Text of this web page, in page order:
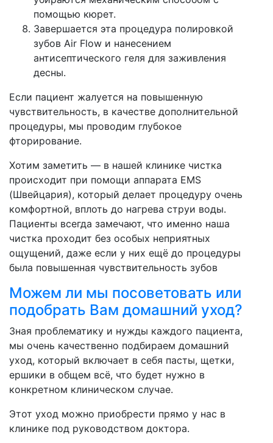
помощью кюрет.
Завершается эта процедура полировкой
зубов Air Flow и нанесением
антисептического геля для заживления
десны.
Если пациент жалуется на повышенную
чувствительность, в качестве дополнительной
процедуры, мы проводим глубокое
фторирование.
Хотим заметить — в нашей клинике чистка
происходит при помощи аппарата EMS
(Швейцария), который делает процедуру очень
комфортной, вплоть до нагрева струи воды.
Пациенты всегда замечают, что именно наша
чистка проходит без особых неприятных
ощущений, даже если у них ещё до процедуры
была повышенная чувствительность зубов
Можем ли мы посоветовать или
подобрать Вам домашний уход?
Зная проблематику и нужды каждого пациента,
мы очень качественно подбираем домашний
уход, который включает в себя пасты, щетки,
ершики в общем всё, что будет нужно в
конкретном клиническом случае.
Этот уход можно приобрести прямо у нас в
клинике под руководством доктора.